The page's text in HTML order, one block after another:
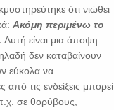
ότι νιώθει
Ακόμη περιμένω το
Αυτή είναι μια άποψη
δεν καταβαίνουν
εύκολα να
τις ενδείξεις μπορεί
σε θορύβους,